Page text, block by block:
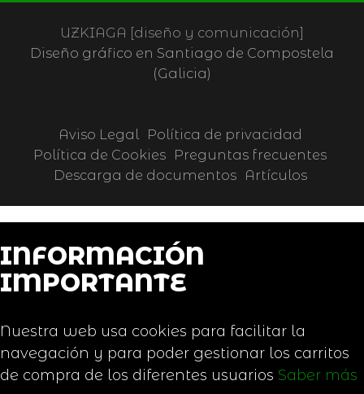
UZKIAGA [diseño y comunicación]
Diseño gráfico en Santiago de Compostela
(Galicia)
Aviso Legal
Política de privacidad
Política de Cookies Preguntas frecuentes
Descarga de documentos
Artículos
INFORMACIÓN
IMPORTANTE
Nuestra web usa cookies para facilitar la
navegación y para poder gestionar los carritos
de compra de los diferentes usuarios Saber más